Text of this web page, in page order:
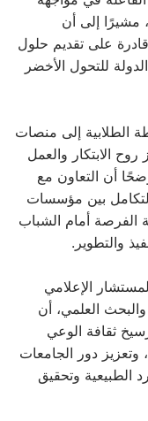
مشيرًا إلى أن
على تقديم حلول
للتحول الأخضر
الطلابية إلى منصات
روح الابتكار والعمل
أن التعاون مع
بين مؤسسات
الفرصة أمام الشباب
والتطوير.
الإعلامي
العلمي، أن
ثقافة الوعي
وتعزيز دور الجامعات
الطبيعية وتحقيق